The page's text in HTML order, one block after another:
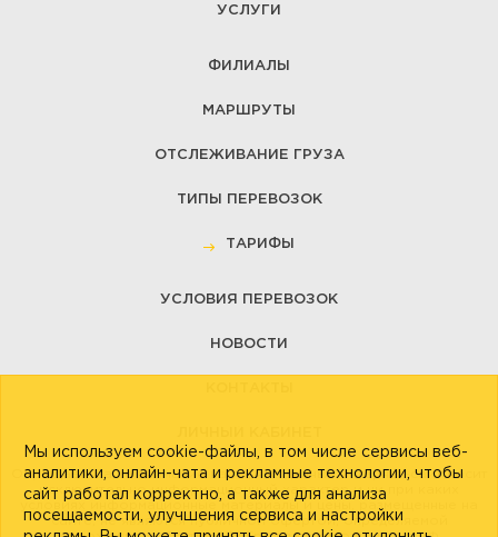
Мы используем cookie-файлы, в том числе сервисы веб-
аналитики, онлайн-чата и рекламные технологии, чтобы
сайт работал корректно, а также для анализа
посещаемости, улучшения сервиса и настройки
УСЛУГИ
ФИЛИАЛЫ
МАРШРУТЫ
ОТСЛЕЖИВАНИЕ ГРУЗА
ТИПЫ ПЕРЕВОЗОК
ТАРИФЫ
УСЛОВИЯ ПЕРЕВОЗОК
НОВОСТИ
Обращаем Ваше внимание на то, что данный интернет-сайт носит
исключительно информационный характер и ни при каких
условиях информационные материалы и цены, размещенные на
сайте, не являются публичной офертой, определяемой